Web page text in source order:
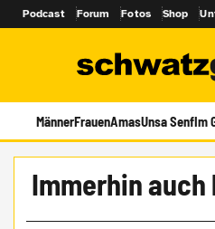
Podcast Forum Fotos Shop
MännerFrauenAmasUnsa SenfIm
Immerhin auch